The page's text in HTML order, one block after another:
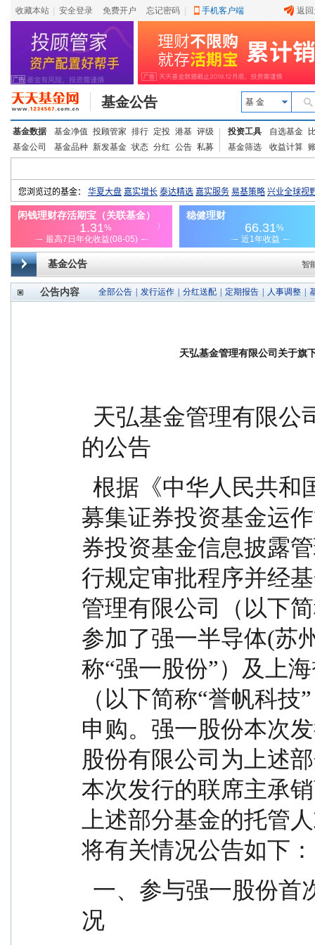
收藏本站 安全登录 免费开户 忘记密码 手机客户端 返
基金公告 基 金
基金数据 基金净值 投顾管家 排行 定投 港基 评级
基金公司
基金品种 新发基金 状态 分红 公告 私募
投资工具 自选基金
基金筛选
收益计算
基金公告 智
公告内容 全部公告 发行运作 分红送配 定期报告 人事调整
天弘基金管理有限公司关于旗
的公告
募集证券投资基金运
券投资基金信息披露
行规定审批程序并经
管理有限公司（以下
参加了强一半导体(苏
称“强一股份”）及上
（以下简称“誉帆科
申购。强一股份本次
股份有限公司为上述
本次发行的联席主承
上述部分基金的托管
将有关情况公告如下：
况